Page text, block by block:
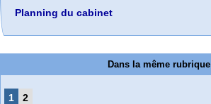
Planning du cabinet
Dans la même rubrique
1 2